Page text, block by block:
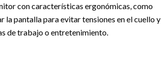
con características ergonómicas, como
pantalla para evitar tensiones en el cuello y
de trabajo o entretenimiento.